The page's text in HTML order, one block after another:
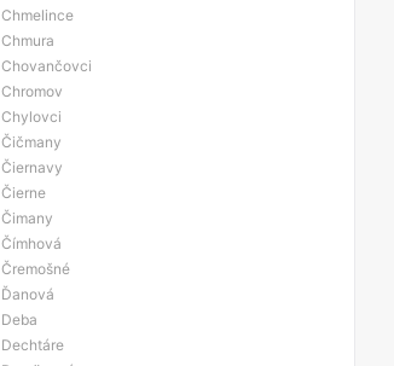
Chmelince
Chmura
Chovančovci
Chromov
Chylovci
Čičmany
Čiernavy
Čierne
Čimany
Čímhová
Čremošné
Ďanová
Deba
Dechtáre